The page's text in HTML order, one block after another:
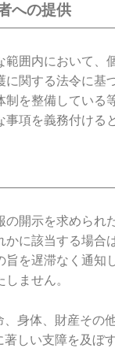
への提供
範囲内において
関する法令に基
を整備している
項を義務付ける
開示を求められ
かに該当する場
旨を遅滞なく通知
ません。
身体、財産その
しい支障を及ぼ